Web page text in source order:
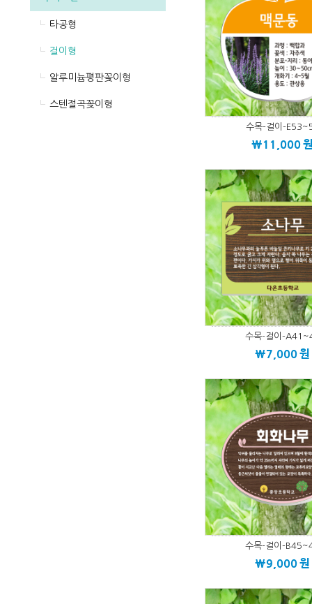
타공형
걸이형
알루미늄평판꽂이형
스텐절곡꽂이형
수목-걸이-
\11,000
수목-걸이-
\7,000원
수목-걸이-
\9,000원